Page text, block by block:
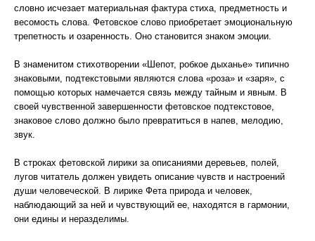
словно исчезает материальная фактура стиха, предметность и
весомость слова. Фетовское слово приобретает эмоциональную
трепетность и озаренность. Оно становится знаком эмоции.
В знаменитом стихотворении «Шепот, робкое дыханье» типично
знаковыми, подтекстовыми являются слова «роза» и «заря», с
помощью которых намечается связь между тайным и явным. В
своей чувственной завершенности фетовское подтекстовое,
знаковое слово должно было превратиться в напев, мелодию,
звук.
В строках фетовской лирики за описаниями деревьев, полей,
лугов читатель должен увидеть описание чувств и настроений
души человеческой. В лирике Фета природа и человек,
наблюдающий за ней и чувствующий ее, находятся в гармонии,
они едины и неразделимы.